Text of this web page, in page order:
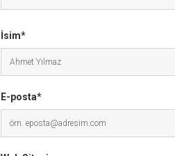
İsim*
E-posta*